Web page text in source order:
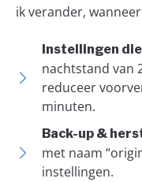
ik verander,
Instellingen
nachtstand van
reduceer
minuten.
Back-up &
met naam
instellingen.